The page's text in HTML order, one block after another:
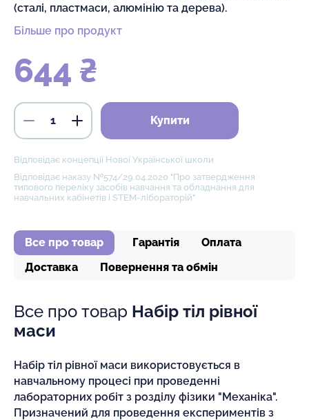
(сталі, пластмаси, алюмінію та дерева).
Більше про продукт
644 ₴
Купити
Відповідає концепції Нової Української школи
Відповідає наказу №574/29.04.2020 "Про затвердження
типового переліку засобів навчання та обладнання для
навчальних кабінетів і STEM-лібораторій"
Все про товар Гарантія
Оплата
Доставка
Повернення та обмін
Все про товар Набір тіл рівної
маси
Набір тіл рівної маси використовується в
навчальному процесі при проведенні
лабораторних робіт з розділу фізики "Механіка".
Призначений для проведення експериментів з